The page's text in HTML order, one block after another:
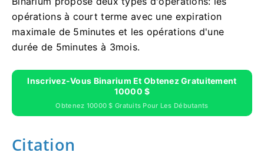
opérations à court terme avec une expiration
maximale de 5minutes et les opérations d'une
durée de 5minutes à 3mois.
Inscrivez-Vous Binarium Et Obtenez Gratuitement
10000 $
Obtenez 10000 $ Gratuits Pour Les Débutants
Citation